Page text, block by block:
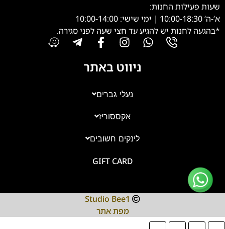
שעות פעילות החנות:
א’-ה’ 10:00-18:30 | ימי שישי: 10:00-14:00
*בהגעה לחנות יש להגיע עד חצי שעה לפני סגירה.
ניווט באתר
נעלי גברים
אקססוריז
לינקים חשובים
GIFT CARD
Studio Bee1
מפת אתר